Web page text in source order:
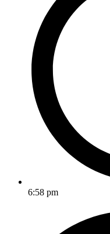
6:58 pm